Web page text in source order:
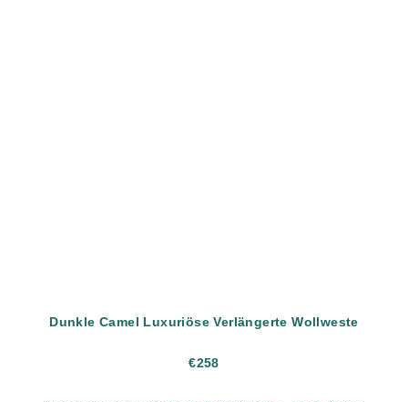
Dunkle Camel Luxuriöse Verlängerte Wollweste
€258